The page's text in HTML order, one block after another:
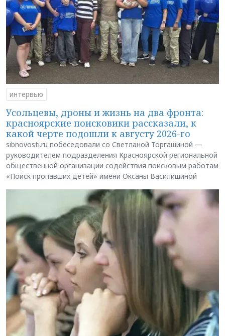
интервью
Усольцевы, дроны и жизнь на два фронта:
красноярские поисковики рассказали, к
какой черте подошли к августу 2026-го
sibnovosti.ru побеседовали со Светланой Торгашиной —
руководителем подразделения Красноярской региональной
общественной организации содействия поисковым работам
«Поиск пропавших детей» имени Оксаны Василишиной